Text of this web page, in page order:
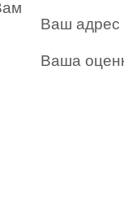
Ваш адрес
Ваша